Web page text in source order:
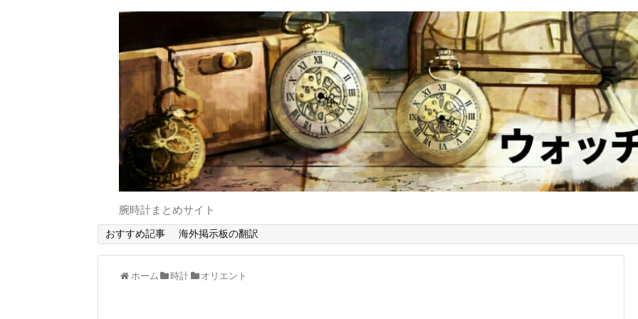
腕時計まとめサイト
おすすめ記事 海外掲示板の翻訳
ホーム 時計 オリエント